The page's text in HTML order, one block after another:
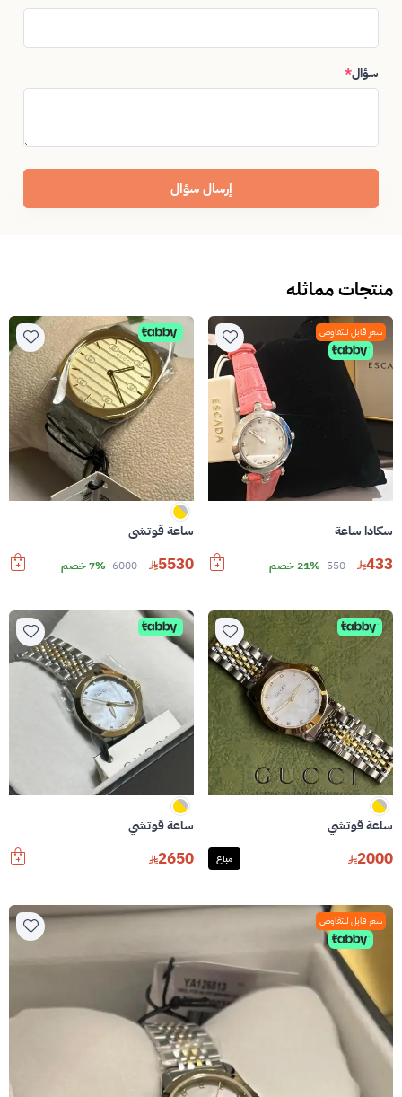
سؤال*
إرسال سؤال
منتجات مماثله
سعر قابل للتفاوض
سكادا ساعة
433
550 21% خصم
ساعة قوتشي
5530
6000 7% خصم
ساعة قوتشي
2000 مباع
ساعة قوتشي
2650
سعر قابل للتفاوض